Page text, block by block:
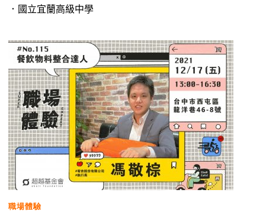
．國立宜蘭高級中學
職場體驗